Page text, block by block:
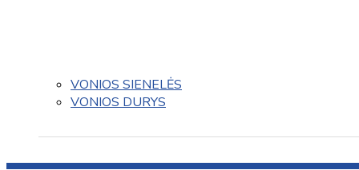
VONIOS SIENELĖS
VONIOS DURYS